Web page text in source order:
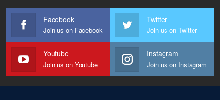
Facebook
Join us on Facebook
Twitter
Join us on Twitter
Youtube
Join us on Youtube
Instagram
Join us on Instagram